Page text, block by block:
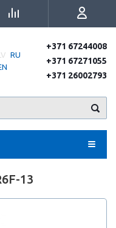
RU
+371 67244008
+371 67271055
+371 26002793
13